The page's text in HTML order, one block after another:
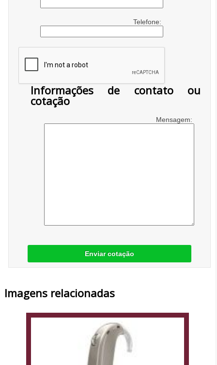
Telefone:
Informações de contato ou
cotação
Mensagem:
Enviar cotação
Imagens relacionadas